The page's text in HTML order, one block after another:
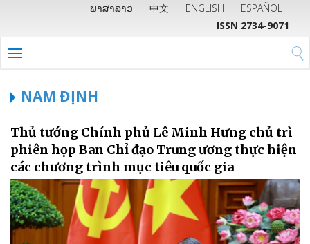
ພາສາລາວ 中文 ENGLISH
ESPAÑOL
ISSN 2734-9071
NAM ĐỊNH
Thủ tướng Chính phủ Lê Minh Hưng chủ trì
phiên họp Ban Chỉ đạo Trung ương thực hiện
các chương trình mục tiêu quốc gia